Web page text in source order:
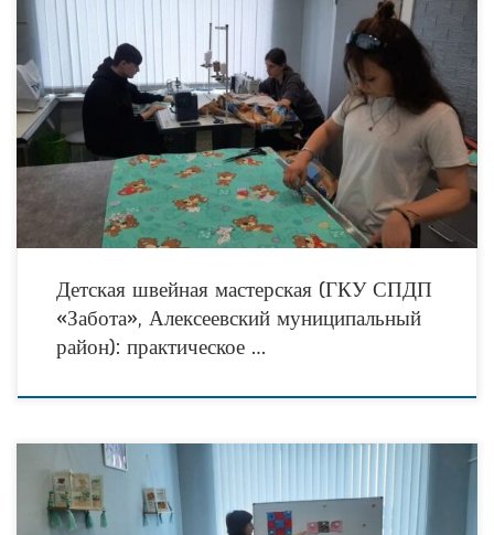
В рамках проекта «Детская швейная мастерская» в социальном приюте для
детей и подростков «Забота» прошло практическое занятие, посвящённое
технологии пошива детского постельного белья. Участники мастерской
Детская швейная мастерская (ГКУ СПДП
«Забота», Алексеевский муниципальный
район): практическое …